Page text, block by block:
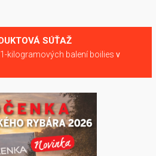
SÚŤAŽ
kilogramových balení boilies v